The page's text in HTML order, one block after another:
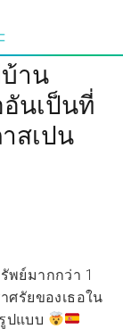
าน
อันเป็นที่
สเปน
พย์มากกว่า 1
ศรัยของเธอใน
ปแบบ